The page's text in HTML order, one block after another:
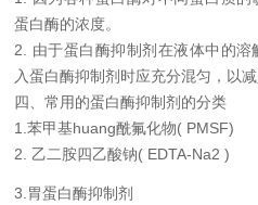
蛋白酶的浓度。
2. 由于蛋白酶抑制剂在液体中的溶
入蛋白酶抑制剂时应充分混匀，以
四、常用的蛋白酶抑制剂的分类
1.苯甲基huang酰氟化物( PMSF)
2. 乙二胺四乙酸钠( EDTA-Na2 )
3. 胃蛋白酶抑制剂